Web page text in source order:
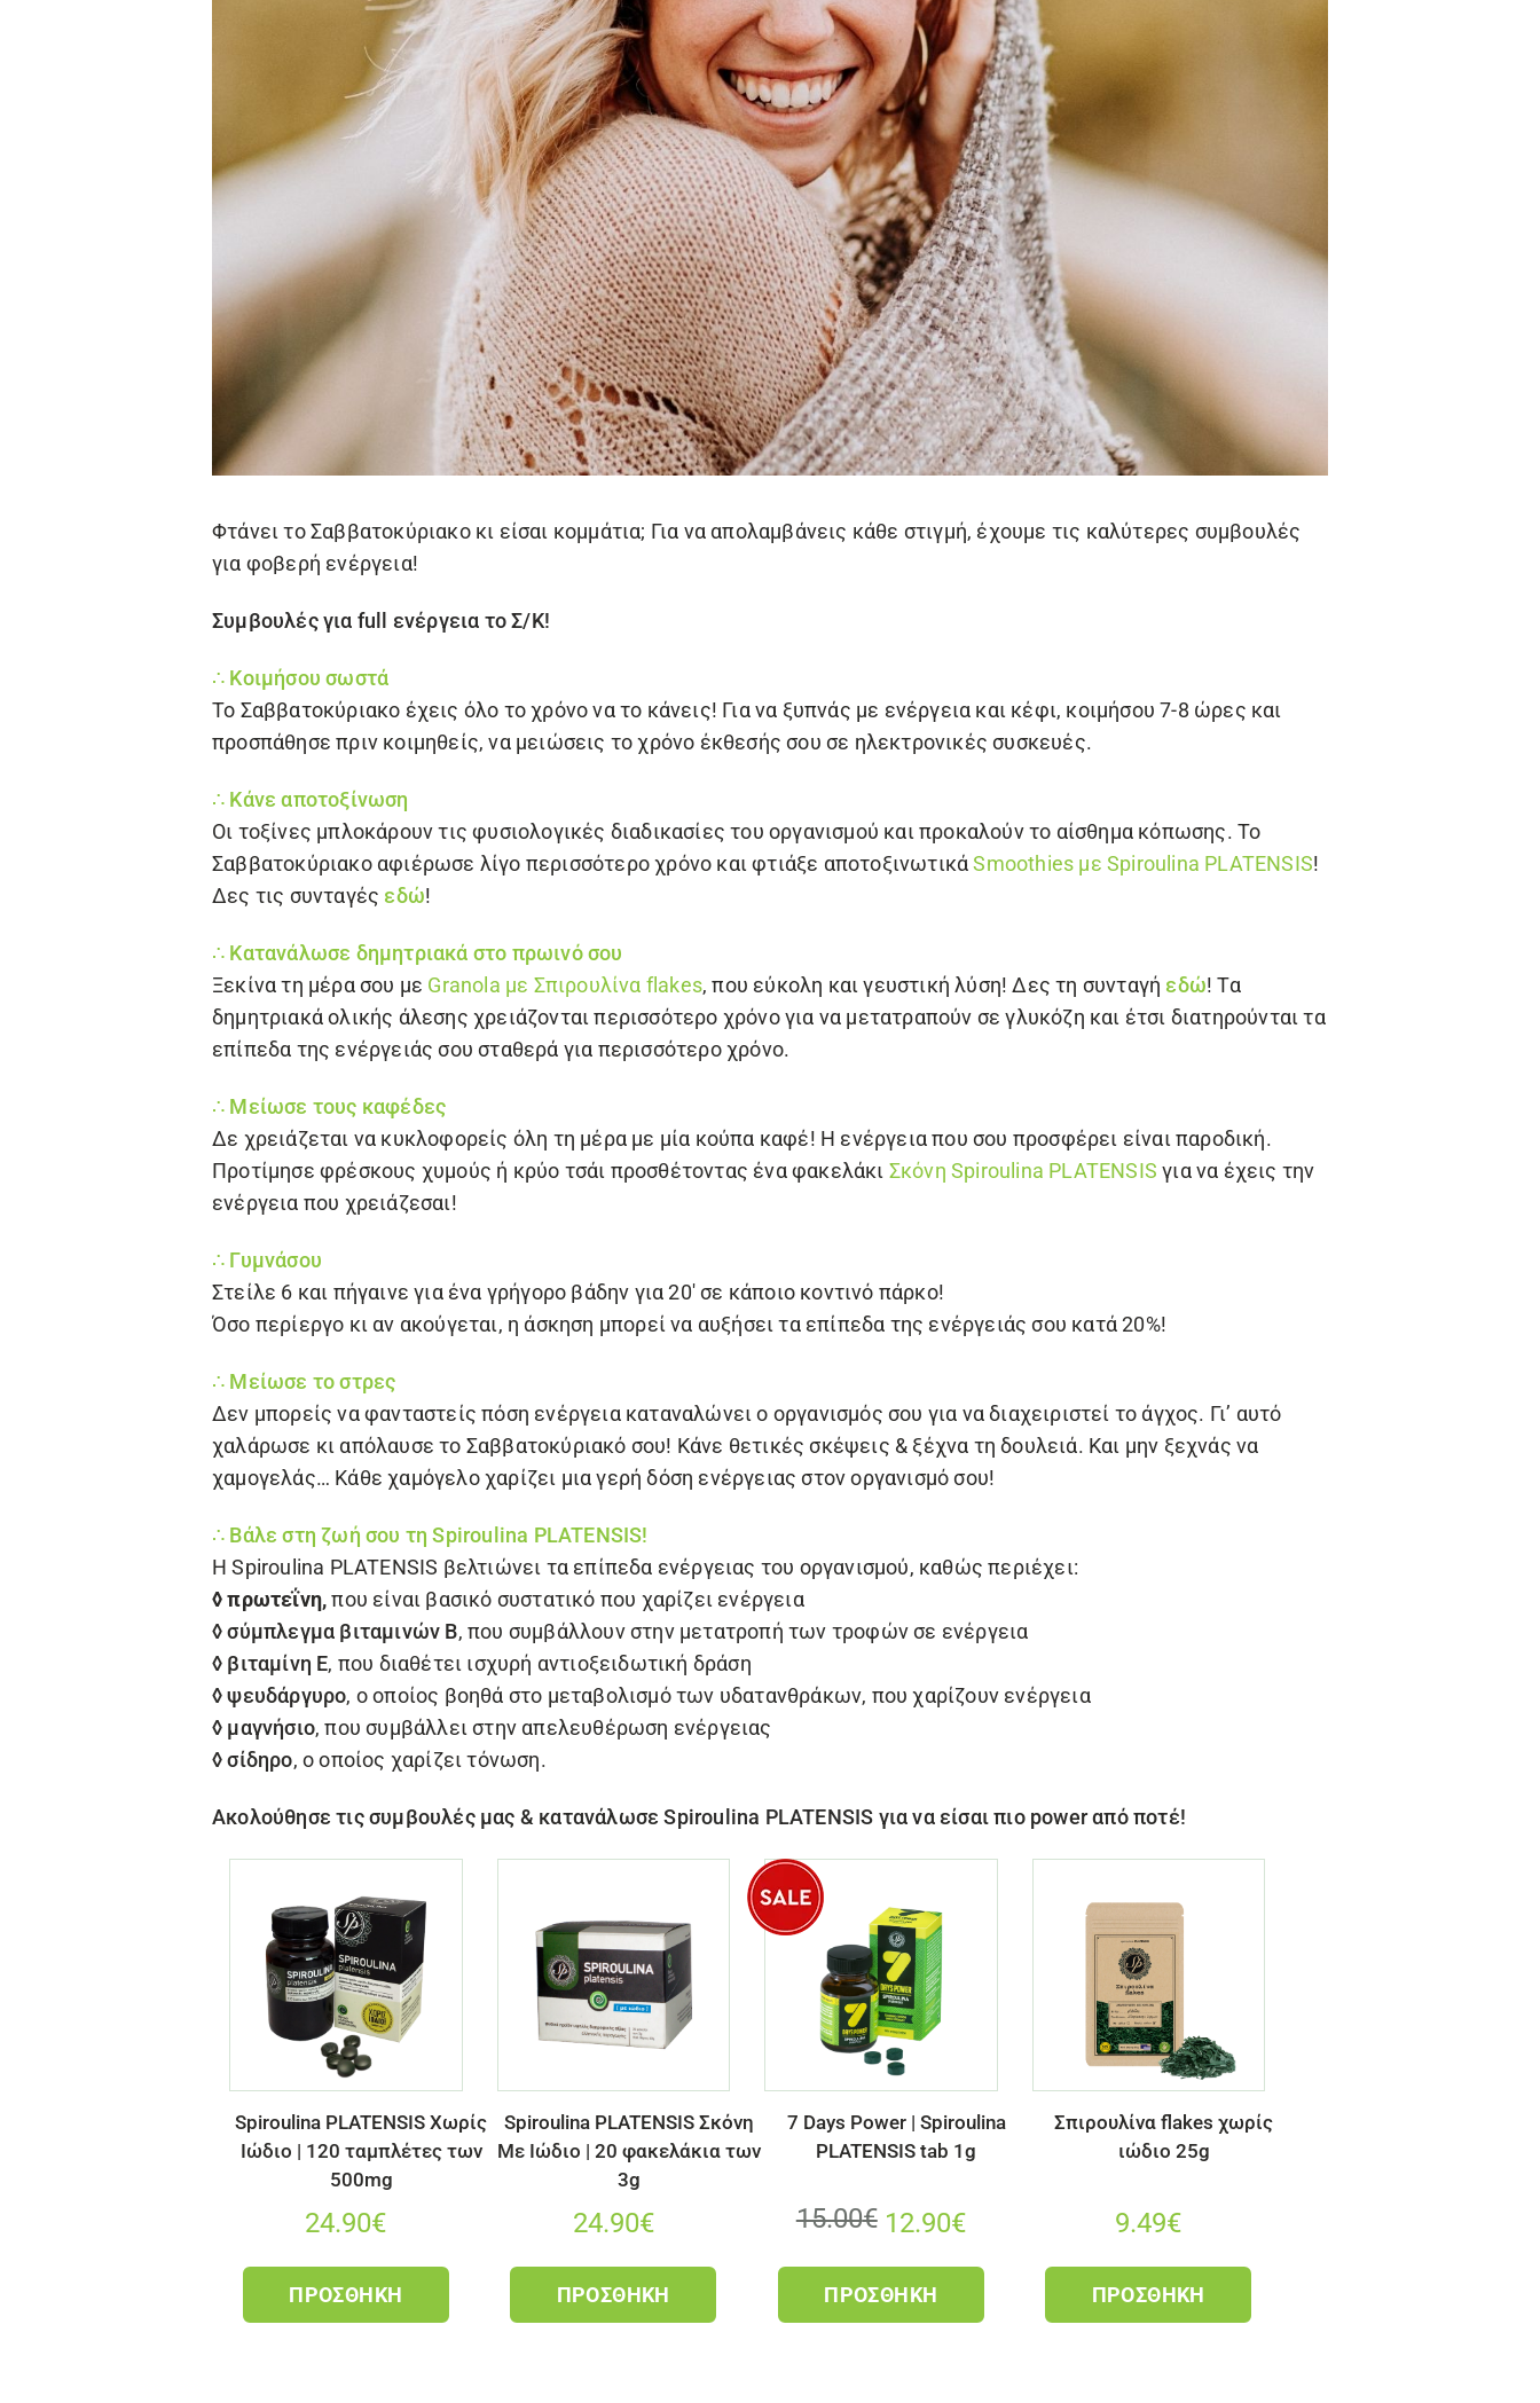
Φτάνει το Σαββατοκύριακο κι είσαι κομμάτια; Για να απολαμβάνεις κάθε στιγμή, έχουμε τις καλύτερες συμβουλές
για φοβερή ενέργεια!
Συμβουλές για full ενέργεια το Σ/Κ!
∴ Κοιμήσου σωστά
Το Σαββατοκύριακο έχεις όλο το χρόνο να το κάνεις! Για να ξυπνάς με ενέργεια και κέφι, κοιμήσου 7-8 ώρες και
προσπάθησε πριν κοιμηθείς, να μειώσεις το χρόνο έκθεσής σου σε ηλεκτρονικές συσκευές.
∴ Κάνε αποτοξίνωση
Οι τοξίνες μπλοκάρουν τις φυσιολογικές διαδικασίες του οργανισμού και προκαλούν το αίσθημα κόπωσης. Το
Σαββατοκύριακο αφιέρωσε λίγο περισσότερο χρόνο και φτιάξε αποτοξινωτικάSmoothies μεSpiroulina PLATENSIS!
Δες τις συνταγές εδώ!
∴ Κατανάλωσε δημητριακά στο πρωινό σου
Ξεκίνα τη μέρα σου με Granola με Σπιρουλίνα flakes, που εύκολη και γευστική λύση! Δες τη συνταγή εδώ! Τα
δημητριακά ολικής άλεσης χρειάζονται περισσότερο χρόνο για να μετατραπούν σε γλυκόζη και έτσι διατηρούνται τα
επίπεδα της ενέργειάς σου σταθερά για περισσότερο χρόνο.
∴ Μείωσε τους καφέδες
Δε χρειάζεται να κυκλοφορείς όλη τη μέρα με μία κούπα καφέ! Η ενέργεια που σου προσφέρει είναι παροδική.
Προτίμησε φρέσκους χυμούς ή κρύο τσάι προσθέτοντας ένα φακελάκι Σκόνη Spiroulina PLATENSIS για να έχεις την
ενέργεια που χρειάζεσαι!
∴ Γυμνάσου
Στείλε 6 και πήγαινε για ένα γρήγορο βάδην για 20′ σε κάποιο κοντινό πάρκο!
Όσο περίεργο κι αν ακούγεται, η άσκηση μπορεί να αυξήσει τα επίπεδα της ενέργειάς σου κατά 20%!
∴ Μείωσε το στρες
Δεν μπορείς να φανταστείς πόση ενέργεια καταναλώνει ο οργανισμός σου για να διαχειριστεί το άγχος. Γι’ αυτό
χαλάρωσε κι απόλαυσε το Σαββατοκύριακό σου! Κάνε θετικές σκέψεις & ξέχνα τη δουλειά. Και μην ξεχνάς να
χαμογελάς… Κάθε χαμόγελο χαρίζει μια γερή δόση ενέργειας στον οργανισμό σου!
∴ Βάλε στη ζωή σου τη Spiroulina PLATENSIS!
Η Spiroulina PLATENSIS βελτιώνει τα επίπεδα ενέργειας του οργανισμού, καθώς περιέχει:
◊ πρωτεΐνη,που είναι βασικό συστατικό που χαρίζει ενέργεια
◊ σύμπλεγμα βιταμινών Β, που συμβάλλουν στην μετατροπή των τροφών σε ενέργεια
◊ βιταμίνη Ε, που διαθέτει ισχυρή αντιοξειδωτική δράση
◊ ψευδάργυρο, ο οποίος βοηθά στο μεταβολισμό των υδατανθράκων, που χαρίζουν ενέργεια
◊ μαγνήσιο, που συμβάλλει στην απελευθέρωση ενέργειας
◊ σίδηρο, ο οποίος χαρίζει τόνωση.
Ακολούθησε τις συμβουλές μας & κατανάλωσεSpiroulina PLATENSIS για να είσαι πιο power από ποτέ!
Spiroulina PLATENSIS Χωρίς
Ιώδιο | 120 ταμπλέτες των
500mg
24.90€
ΠΡΟΣΘΉΚΗ
Spiroulina PLATENSIS Σκόνη
Με Ιώδιο | 20 φακελάκια των
3g
24.90€
ΠΡΟΣΘΉΚΗ
7 Days Power | Spiroulina
PLATENSIS tab 1g
15.00€ 12.90€
ΠΡΟΣΘΉΚΗ
Σπιρουλίνα flakes χωρίς
ιώδιο 25g
9.49€
ΠΡΟΣΘΉΚΗ